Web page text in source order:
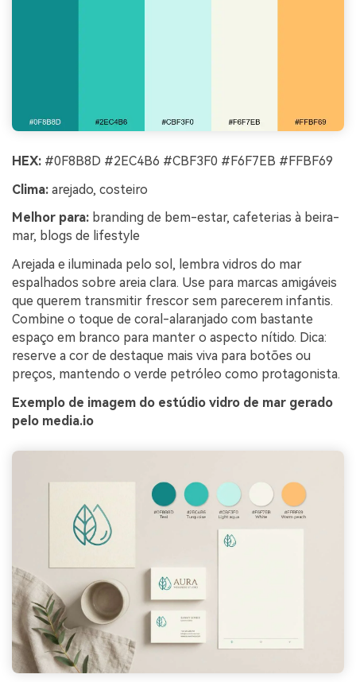
HEX: #0F8B8D #2EC4B6 #CBF3F0 #F6F7EB #FFBF69
Clima: arejado, costeiro
Melhor para: branding de bem-estar, cafeterias à beira-
mar, blogs de lifestyle
Arejada e iluminada pelo sol, lembra vidros do mar
espalhados sobre areia clara. Use para marcas amigáveis
que querem transmitir frescor sem parecerem infantis.
Combine o toque de coral-alaranjado com bastante
espaço em branco para manter o aspecto nítido. Dica:
reserve a cor de destaque mais viva para botões ou
preços, mantendo o verde petróleo como protagonista.
Exemplo de imagem do estúdio vidro de mar gerado
pelo media.io